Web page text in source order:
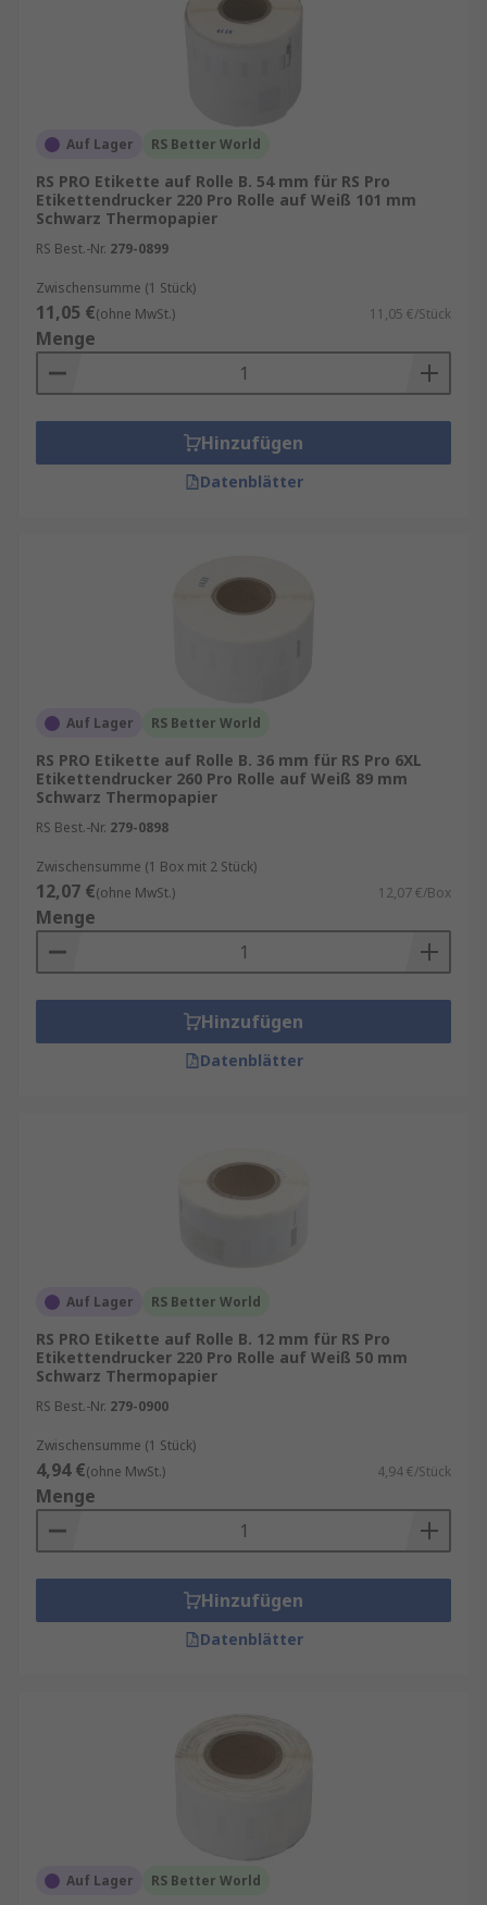
widerstandsfähig gegen
Feuchtigkeit, Chemikalien und Abrieb
Auch die Wahl des Klebstoffs ist entscheidend:
Permanent haftend:für dauerhafte
Kennzeichnung
ohne Rückstände
Spezialkleber:
z. B. für Tiefkühlprodukte
oder raue Oberflächen
Etikettenrollen kaufen
Beim Kauf von Etikettenrollen sollten folgende
Punkte berücksichtigt werden:
Druckverfahren (Thermodirekt oder
Auf Lager RS Better World
RS PRO Etikette auf Rolle B. 54 mm für RS Pro
Etikettendrucker 220 Pro Rolle auf Weiß 101 mm
Schwarz Thermopapier
RS Best.-Nr. 279-0899
Zwischensumme (1 Stück)
11,05 €(ohne MwSt.) 11,05 €/Stück
Menge
Hinzufügen
Datenblätter
Auf Lager RS Better World
RS PRO Etikette auf Rolle B. 36 mm für RS Pro 6XL
Etikettendrucker 260 Pro Rolle auf Weiß 89 mm
Schwarz Thermopapier
RS Best.-Nr. 279-0898
Zwischensumme (1 Box mit 2 Stück)
12,07 €(ohne MwSt.) 12,07 €/Box
Menge
Hinzufügen
Datenblätter
Auf Lager RS Better World
RS PRO Etikette auf Rolle B. 12 mm für RS Pro
Etikettendrucker 220 Pro Rolle auf Weiß 50 mm
Schwarz Thermopapier
RS Best.-Nr. 279-0900
Zwischensumme (1 Stück)
4,94 €(ohne MwSt.) 4,94 €/Stück
Menge
Hinzufügen
Datenblätter
Auf Lager RS Better World